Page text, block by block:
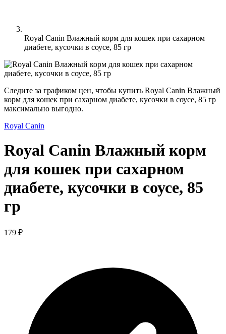
Royal Canin Влажный корм для кошек при сахарном
диабете, кусочки в соусе, 85 гр
Следите за графиком цен, чтобы купить Royal Canin Влажный
корм для кошек при сахарном диабете, кусочки в соусе, 85 гр
максимально выгодно.
Royal Canin
Royal Canin Влажный корм
для кошек при сахарном
диабете, кусочки в соусе, 85
гр
179 ₽